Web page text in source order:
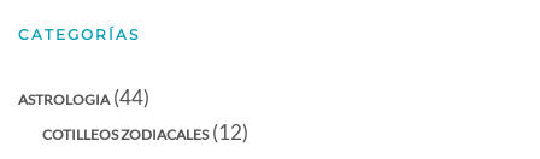
CATEGORÍAS
ASTROLOGIA (44)
COTILLEOS ZODIACALES(12)